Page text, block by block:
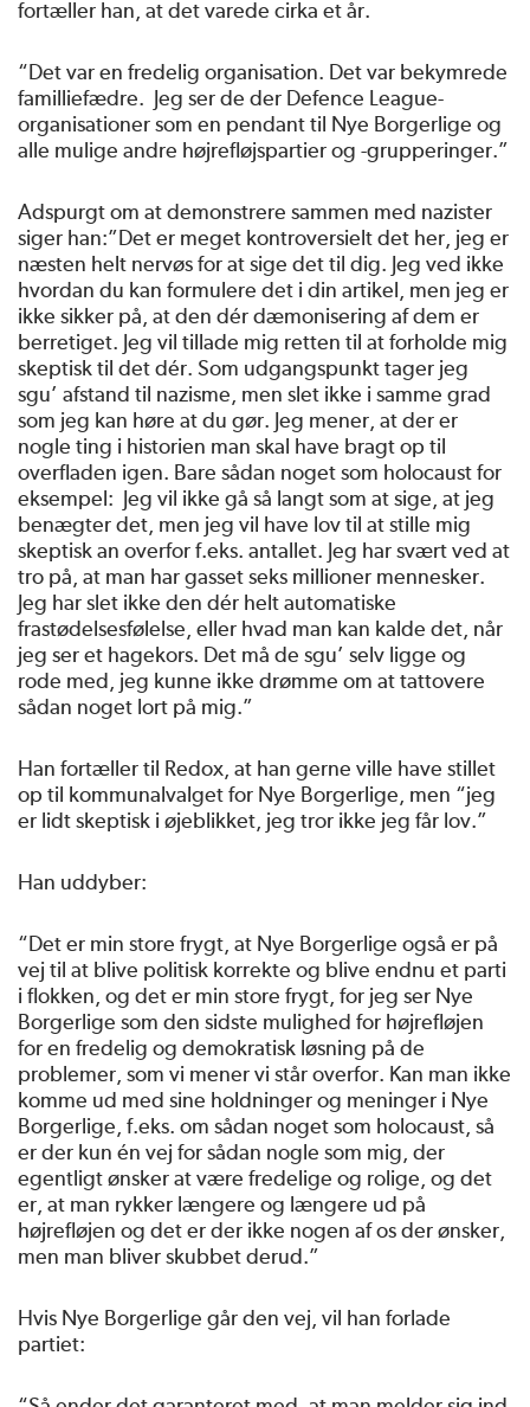
fortæller han, at det varede cirka et år.
“Det var en fredelig organisation. Det var bekymrede
familliefædre. Jeg ser de der Defence League-
organisationer som en pendant til Nye Borgerlige og
alle mulige andre højrefløjspartier og -grupperinger.”
Adspurgt om at demonstrere sammen med nazister
siger han:”Det er meget kontroversielt det her, jeg er
næsten helt nervøs for at sige det til dig. Jeg ved ikke
hvordan du kan formulere det i din artikel, men jeg er
ikke sikker på, at den dér dæmonisering af dem er
berretiget. Jeg vil tillade mig retten til at forholde mig
skeptisk til det dér. Som udgangspunkt tager jeg
sgu’ afstand til nazisme, men slet ikke i samme grad
som jeg kan høre at du gør. Jeg mener, at der er
nogle ting i historien man skal have bragt op til
overfladen igen. Bare sådan noget som holocaust for
eksempel: Jeg vil ikke gå så langt som at sige, at jeg
benægter det, men jeg vil have lov til at stille mig
skeptisk an overfor f.eks. antallet. Jeg har svært ved at
tro på, at man har gasset seks millioner mennesker.
Jeg har slet ikke den dér helt automatiske
frastødelsesfølelse, eller hvad man kan kalde det, når
jeg ser et hagekors. Det må de sgu’ selv ligge og
rode med, jeg kunne ikke drømme om at tattovere
sådan noget lort på mig.”
Han fortæller til Redox, at han gerne ville have stillet
op til kommunalvalget for Nye Borgerlige, men “jeg
er lidt skeptisk i øjeblikket, jeg tror ikke jeg får lov.”
Han uddyber:
“Det er min store frygt, at Nye Borgerlige også er på
vej til at blive politisk korrekte og blive endnu et parti
i flokken, og det er min store frygt, for jeg ser Nye
Borgerlige som den sidste mulighed for højrefløjen
for en fredelig og demokratisk løsning på de
problemer, som vi mener vi står overfor. Kan man ikke
komme ud med sine holdninger og meninger i Nye
Borgerlige, f.eks. om sådan noget som holocaust, så
er der kun én vej for sådan nogle som mig, der
egentligt ønsker at være fredelige og rolige, og det
er, at man rykker længere og længere ud på
højrefløjen og det er der ikke nogen af os der ønsker,
men man bliver skubbet derud.”
Hvis Nye Borgerlige går den vej, vil han forlade
partiet: